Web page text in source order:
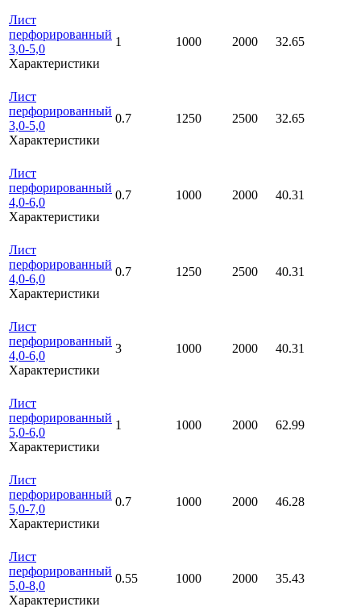
Лист
перфорированный
3,0-5,0
Характеристики
1 1000 2000 32.65
Лист
перфорированный
3,0-5,0
Характеристики
0.7 1250 2500 32.65
Лист
перфорированный
4,0-6,0
Характеристики
0.7 1000 2000 40.31
Лист
перфорированный
4,0-6,0
Характеристики
0.7 1250 2500 40.31
Лист
перфорированный
4,0-6,0
Характеристики
3 1000 2000 40.31
Лист
перфорированный
5,0-6,0
Характеристики
1 1000 2000 62.99
Лист
перфорированный
5,0-7,0
Характеристики
0.7 1000 2000 46.28
Лист
перфорированный
5,0-8,0
Характеристики
0.55 1000 2000 35.43